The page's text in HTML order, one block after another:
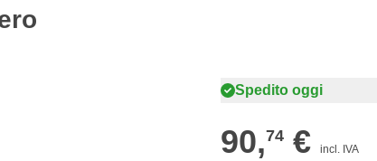
Spedito oggi
90,74 € incl. IVA